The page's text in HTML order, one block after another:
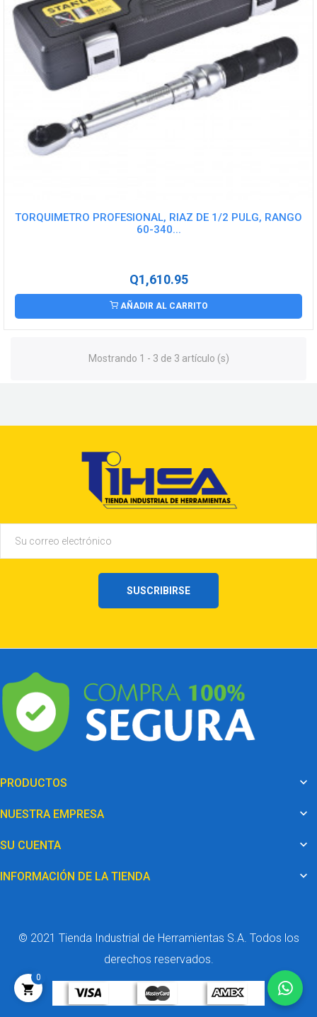
TORQUIMETRO PROFESIONAL, RIAZ DE 1/2 PULG, RANGO
60-340...
Q1,610.95
AÑADIR AL CARRITO
Mostrando 1 - 3 de 3 artículo (s)
SUSCRIBIRSE
PRODUCTOS 
NUESTRA EMPRESA 
SU CUENTA 
INFORMACIÓN DE LA TIENDA 
© 2021 Tienda Industrial de Herramientas S.A. Todos los
derechos reservados.

0